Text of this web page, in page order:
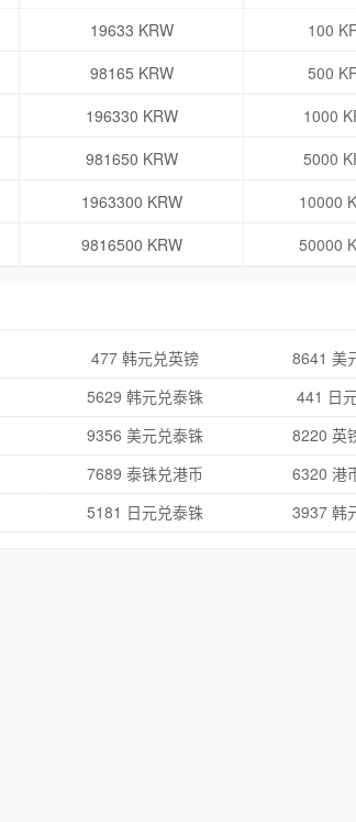
19633 KRW 100
98165 KRW 500
196330 KRW 1000
981650 KRW 5000
1963300 KRW 10000
9816500 KRW 50000
477 韩元兑英镑 8641 美
5629 韩元兑泰铢 441 日
9356 美元兑泰铢 8220 英
7689 泰铢兑港币 6320 港
5181 日元兑泰铢 3937 韩